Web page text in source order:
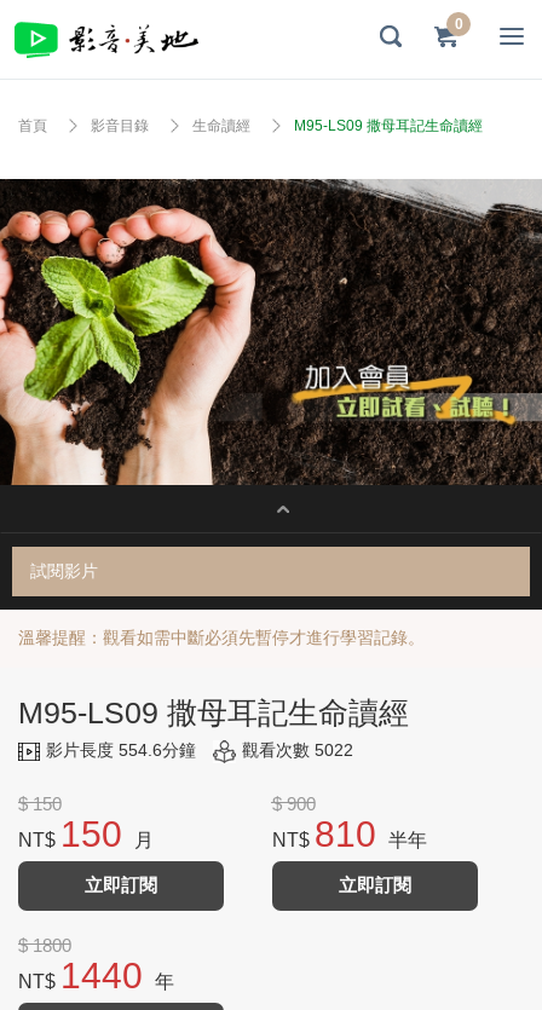
0
首頁 影音目錄 生命讀經 M95-LS09 撒母耳記生命讀經
試閱影片
溫馨提醒：觀看如需中斷必須先暫停才進行學習記錄。
M95-LS09 撒母耳記生命讀經
影片長度 554.6分鐘 觀看次數 5022
$ 150
NT$ 150 月
立即訂閱
$ 900
NT$ 810 半年
立即訂閱
$ 1800
NT$ 1440 年